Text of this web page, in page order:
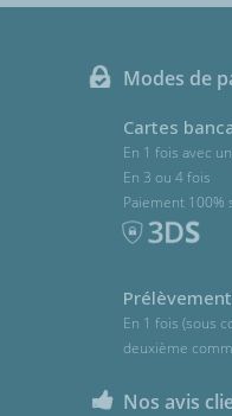
Modes de
Cartes
En 1 fois avec
En 3 ou 4 fois
Paiement 100%
Prélèvement
En 1 fois (sous
deuxième
Nos avis